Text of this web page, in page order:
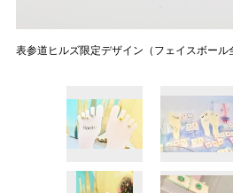
表参道ヒルズ限定デザイン（フェイスボール